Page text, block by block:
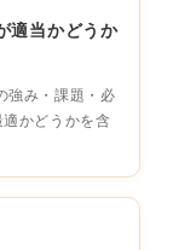
適当かどうか
強み・課題・必
かどうかを含